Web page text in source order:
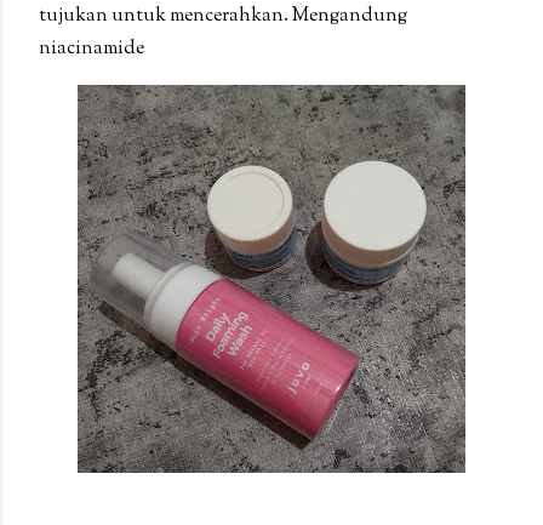
tujukan untuk mencerahkan. Mengandung
niacinamide